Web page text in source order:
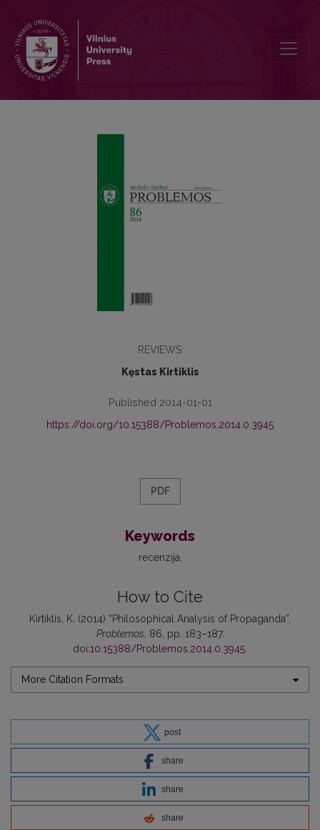
REVIEWS
Kęstas Kirtiklis
Published 2014-01-01
https://doi.org/10.15388/Problemos.2014.0.3945
PDF
Keywords
recenzija
How to Cite
Kirtiklis, K. (2014) “Philosophical Analysis of Propaganda”,
Problemos , 86, pp. 183–187.
doi:10.15388/Problemos.2014.0.3945
More Citation Formats
post
share
share
share